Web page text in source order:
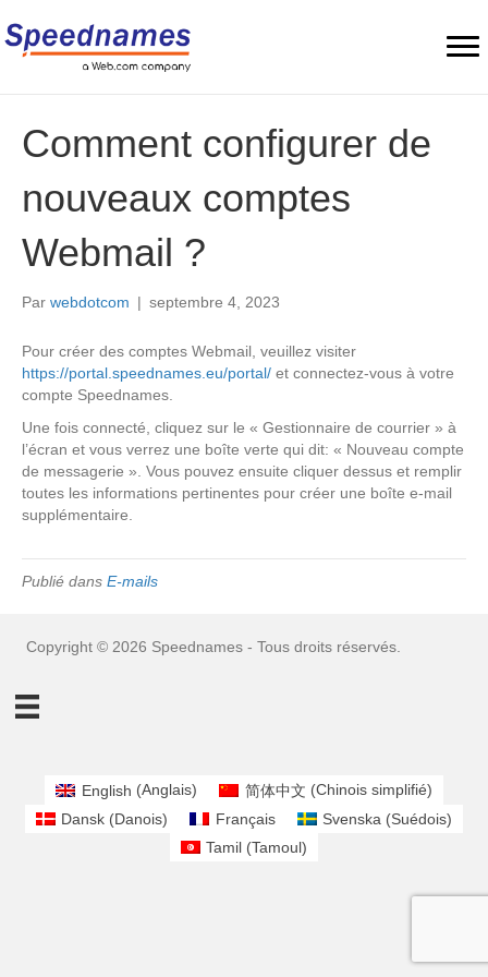
Comment configurer de
nouveaux comptes
Webmail ?
Par webdotcom | septembre 4, 2023
Pour créer des comptes Webmail, veuillez visiter
https://portal.speednames.eu/portal/ et connectez-vous à votre
compte Speednames.
Une fois connecté, cliquez sur le « Gestionnaire de courrier » à
l’écran et vous verrez une boîte verte qui dit: « Nouveau compte
de messagerie ». Vous pouvez ensuite cliquer dessus et remplir
toutes les informations pertinentes pour créer une boîte e-mail
supplémentaire.
Publié dans E-mails
Copyright © 2026 Speednames - Tous droits réservés.
English (Anglais) 简体中文 (Chinois simplifié)
Dansk (Danois) Français Svenska (Suédois)
Tamil (Tamoul)